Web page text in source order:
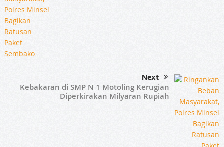
Next
Kebakaran di SMP N 1 Motoling Kerugian
Diperkirakan Milyaran Rupiah